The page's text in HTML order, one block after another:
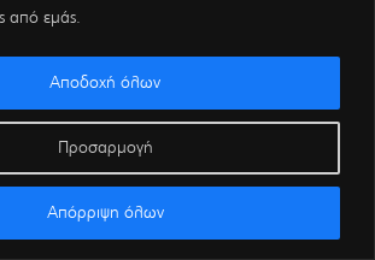
από εμάς.
Προσαρμογή
Απόρριψη όλων
Αποδοχή όλων